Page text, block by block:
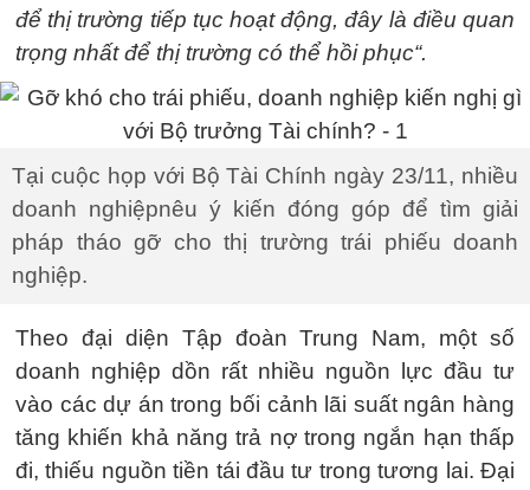
để thị trường tiếp tục hoạt động, đây là điều quan
trọng nhất để thị trường có thể hồi phục“.
Tại cuộc họp với Bộ Tài Chính ngày 23/11, nhiều
doanh nghiệpnêu ý kiến đóng góp để tìm giải
pháp tháo gỡ cho thị trường trái phiếu doanh
nghiệp.
Theo đại diện Tập đoàn Trung Nam, một số
doanh nghiệp dồn rất nhiều nguồn lực đầu tư
vào các dự án trong bối cảnh lãi suất ngân hàng
tăng khiến khả năng trả nợ trong ngắn hạn thấp
đi, thiếu nguồn tiền tái đầu tư trong tương lai. Đại